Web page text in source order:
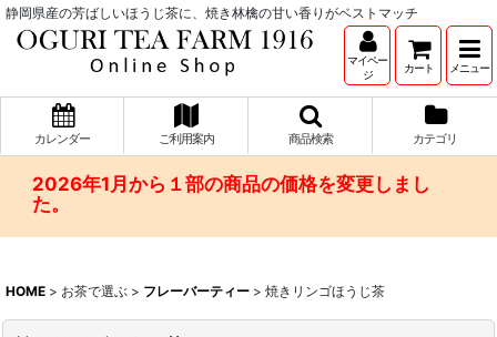
静岡県産の芳ばしいほうじ茶に、焼き林檎の甘い香りがベストマッチ
マイペー
ジ
カート メニュー
カレンダー ご利用案内 商品検索 カテゴリ
2026年1月から１部の商品の価格を変更しまし
た。
HOME > お茶で選ぶ > フレーバーティー > 焼きリンゴほうじ茶